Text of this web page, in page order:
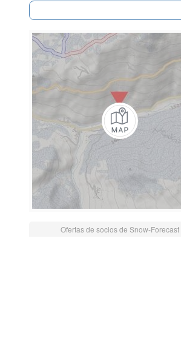
Ofertas de socios de Snow-Forecast